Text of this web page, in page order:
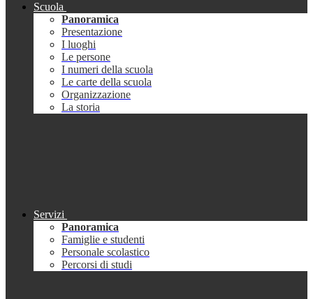
Scuola
Panoramica
Presentazione
I luoghi
Le persone
I numeri della scuola
Le carte della scuola
Organizzazione
La storia
Servizi
Panoramica
Famiglie e studenti
Personale scolastico
Percorsi di studi